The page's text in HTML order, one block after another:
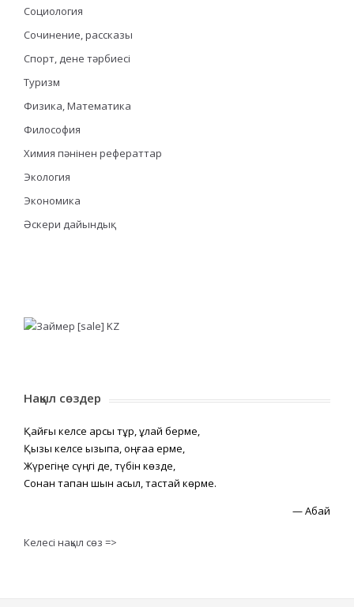
Социология
Сочинение, рассказы
Спорт, дене тәрбиесі
Туризм
Физика, Математика
Философия
Химия пәнінен рефераттар
Экология
Экономика
Әскери дайындық
Нақыл сөздер
Қайғы келсе қарсы тұр, құлай берме,
Қызық келсе қызықпа, оңғаққа ерме,
Жүрегіңе сүңгі де, түбін көзде,
Сонан тапқан шын асыл, тастай көрме.
—Абай
Келесі нақыл сөз =>